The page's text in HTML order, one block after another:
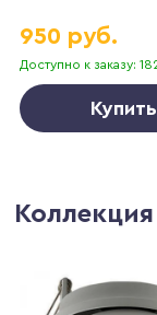
Доступно к заказу:
950 руб.
Купить
Коллекция